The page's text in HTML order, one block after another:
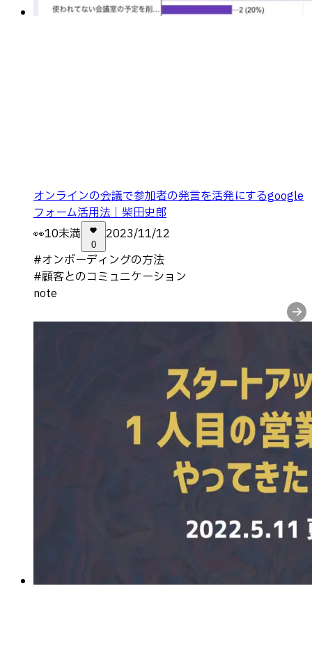
オンラインの会議で参加者の発言を活発にするgoogle
フォーム活用法｜柴田史郎
👀10未満
0
2023/11/12
#オンボーディングの方法
#顧客とのコミュニケーション
note